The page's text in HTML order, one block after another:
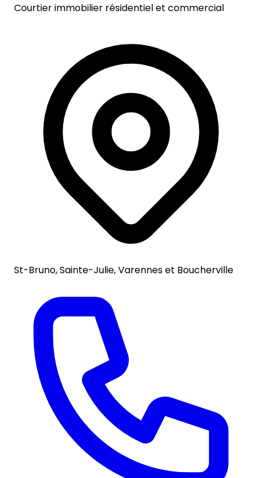
Courtier immobilier résidentiel et commercial
St-Bruno, Sainte-Julie, Varennes et Boucherville